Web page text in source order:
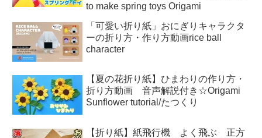
to make spring toys Origami
「可愛い折り紙」おにぎりキャラクタ
ーの折り方・作り方動画rice ball
character
【夏の花折り紙】ひまわりの作り方・
折り方動画 音声解説付き☆Origami
Sunflower tutorial/たつくり
【折り紙】紙飛行機 よく飛ぶ 正方